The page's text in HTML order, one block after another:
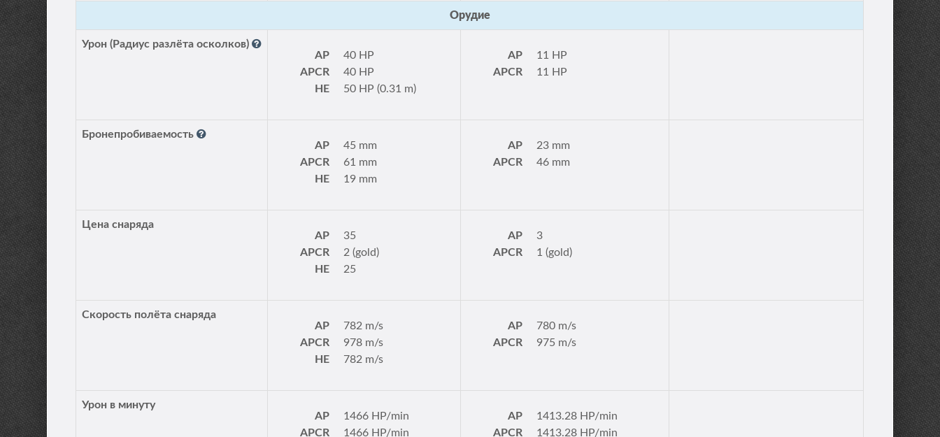
Орудие
Урон (Радиус разлёта осколков)
AP
40 HP
APCR
40 HP
HE
50 HP (0.31 m)
AP
11 HP
APCR
11 HP
Бронепробиваемость
AP
45 mm
APCR
61 mm
HE
19 mm
AP
23 mm
APCR
46 mm
Цена снаряда
AP
35
APCR
2 (gold)
HE
25
AP
3
APCR
1 (gold)
Скорость полёта снаряда
AP
782 m/s
APCR
978 m/s
HE
782 m/s
AP
780 m/s
APCR
975 m/s
Урон в минуту
AP
1466 HP/min
APCR
1466 HP/min
AP
1413.28 HP/min
APCR
1413.28 HP/min